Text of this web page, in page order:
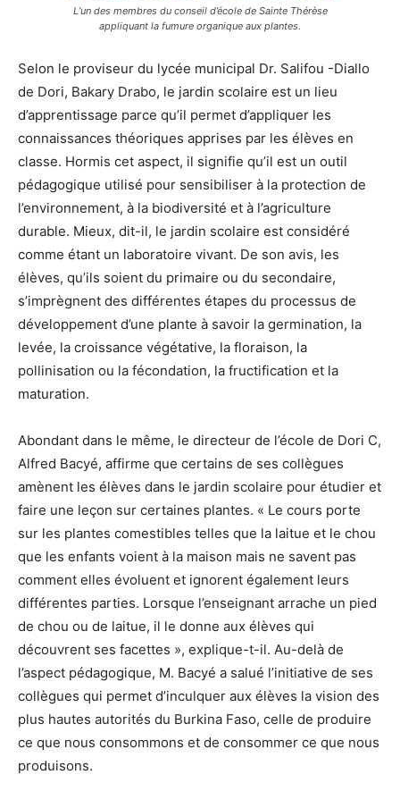
L’un des membres du conseil d’école de Sainte Thérèse
appliquant la fumure organique aux plantes.
Selon le proviseur du lycée municipal Dr. Salifou -Diallo
de Dori, Bakary Drabo, le jardin scolaire est un lieu
d’apprentissage parce qu’il permet d’appliquer les
connaissances théoriques apprises par les élèves en
classe. Hormis cet aspect, il signifie qu’il est un outil
pédagogique utilisé pour sensibiliser à la protection de
l’environnement, à la biodiversité et à l’agriculture
durable. Mieux, dit-il, le jardin scolaire est considéré
comme étant un laboratoire vivant. De son avis, les
élèves, qu’ils soient du primaire ou du secondaire,
s’imprègnent des différentes étapes du processus de
développement d’une plante à savoir la germination, la
levée, la croissance végétative, la floraison, la
pollinisation ou la fécondation, la fructification et la
maturation.
Abondant dans le même, le directeur de l’école de Dori C,
Alfred Bacyé, affirme que certains de ses collègues
amènent les élèves dans le jardin scolaire pour étudier et
faire une leçon sur certaines plantes. « Le cours porte
sur les plantes comestibles telles que la laitue et le chou
que les enfants voient à la maison mais ne savent pas
comment elles évoluent et ignorent également leurs
différentes parties. Lorsque l’enseignant arrache un pied
de chou ou de laitue, il le donne aux élèves qui
découvrent ses facettes », explique-t-il. Au-delà de
l’aspect pédagogique, M. Bacyé a salué l’initiative de ses
collègues qui permet d’inculquer aux élèves la vision des
plus hautes autorités du Burkina Faso, celle de produire
ce que nous consommons et de consommer ce que nous
produisons.